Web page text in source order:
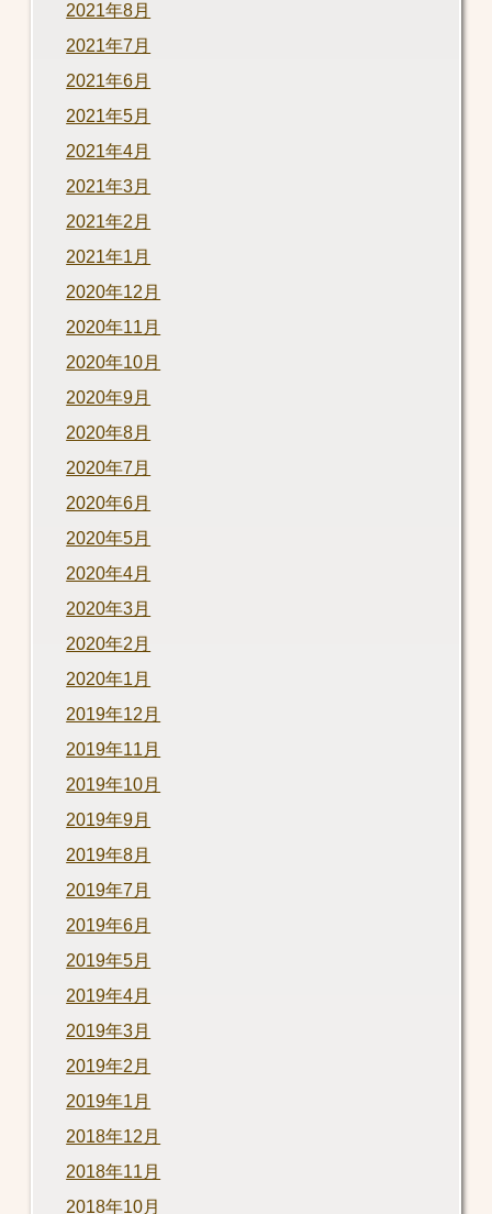
2021年8月
2021年7月
2021年6月
2021年5月
2021年4月
2021年3月
2021年2月
2021年1月
2020年12月
2020年11月
2020年10月
2020年9月
2020年8月
2020年7月
2020年6月
2020年5月
2020年4月
2020年3月
2020年2月
2020年1月
2019年12月
2019年11月
2019年10月
2019年9月
2019年8月
2019年7月
2019年6月
2019年5月
2019年4月
2019年3月
2019年2月
2019年1月
2018年12月
2018年11月
2018年10月